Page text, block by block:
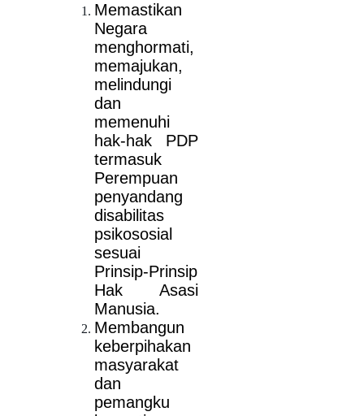
Memastikan
Negara
menghormati,
memajukan,
melindungi
dan
memenuhi
hak-hak PDP
termasuk
Perempuan
penyandang
disabilitas
psikososial
sesuai
Prinsip-Prinsip
Hak Asasi
Manusia.
Membangun
keberpihakan
masyarakat
dan
pemangku